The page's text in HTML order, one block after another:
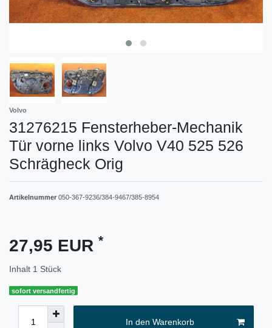
Volvo
31276215 Fensterheber-Mechanik
Tür vorne links Volvo V40 525 526
Schrägheck Orig
Artikelnummer 050-367-9236/384-9467/385-8954
27,95 EUR *
Inhalt 1 Stück
sofort versandfertig
In den Warenkorb